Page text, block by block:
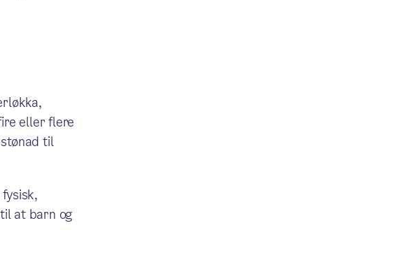
eller flere
til
at barn og